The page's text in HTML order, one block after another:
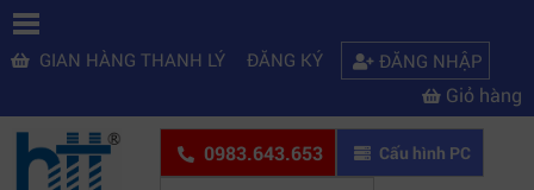
GIAN HÀNG THANH LÝ ĐĂNG KÝ ĐĂNG NHẬP
Giỏ hàng
0983.643.653 Cấu hình PC